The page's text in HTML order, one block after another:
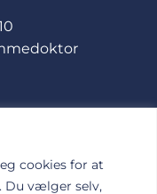
cookies for at
Du vælger selv,
Viby J